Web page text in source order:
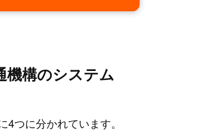
機構のシステム
つに分かれています。